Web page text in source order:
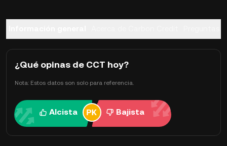
¿Qué opinas de CCT hoy?
Nota: Estos datos son solo para referencia.
Alcista Bajista